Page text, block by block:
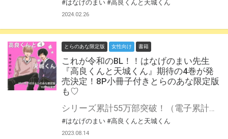
#はなげのまい #高良くんと天城くん
2024.02.26
とらのあな限定版 女性向け 書籍
これが令和のBL！！はなげのまい先生
『高良くんと天城くん』期待の4巻が発
売決定！8P小冊子付きとらのあな限定版
も♡
#はなげのまい #高良くんと天城くん
2023.08.14